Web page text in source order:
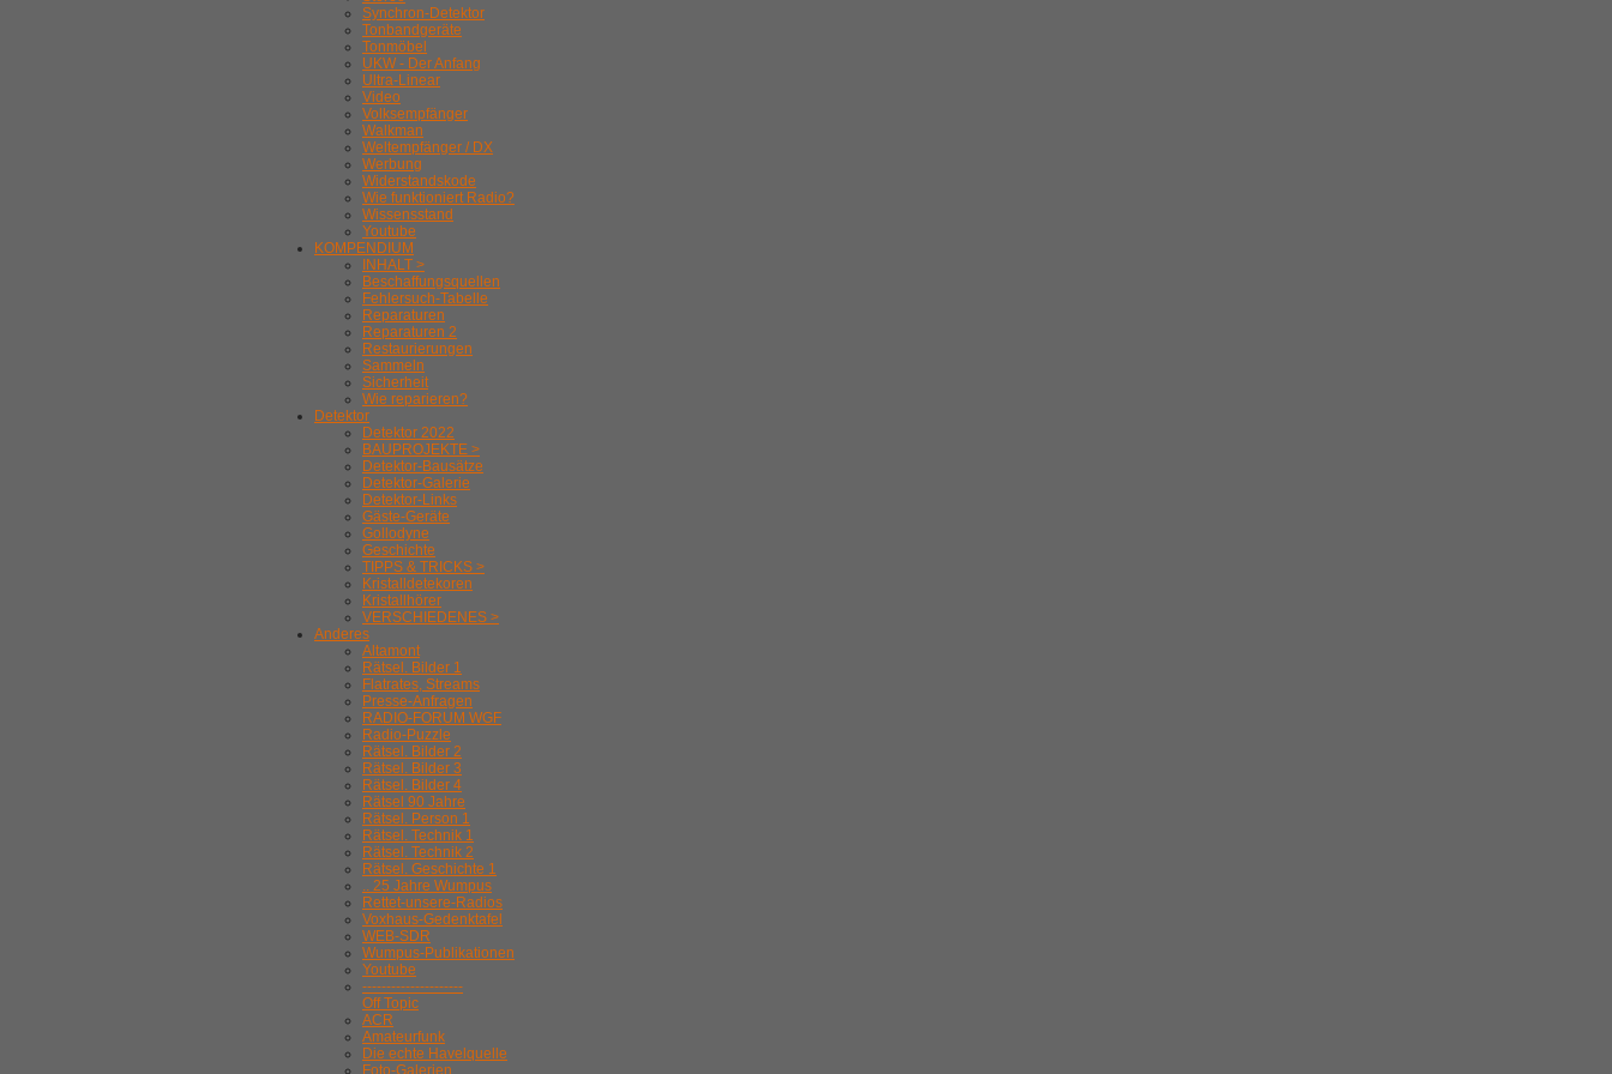
Synchron-Detektor
Tonbandgeräte
Tonmöbel
UKW - Der Anfang
Ultra-Linear
Video
Volksempfänger
Walkman
Weltempfänger / DX
Werbung
Widerstandskode
Wie funktioniert Radio?
Wissensstand
Youtube
KOMPENDIUM
INHALT >
Beschaffungsquellen
Fehlersuch-Tabelle
Reparaturen
Reparaturen 2
Restaurierungen
Sammeln
Sicherheit
Wie reparieren?
Detektor
Detektor 2022
BAUPROJEKTE >
Detektor-Bausätze
Detektor-Galerie
Detektor-Links
Gäste-Geräte
Gollodyne
Geschichte
TIPPS & TRICKS >
Kristalldetekoren
Kristallhörer
VERSCHIEDENES >
Anderes
Altamont
Rätsel. Bilder 1
Flatrates, Streams
Presse-Anfragen
RADIO-FORUM WGF
Radio-Puzzle
Rätsel. Bilder 2
Rätsel. Bilder 3
Rätsel. Bilder 4
Rätsel 90 Jahre
Rätsel. Person 1
Rätsel. Technik 1
Rätsel. Technik 2
Rätsel. Geschichte 1
.. 25 Jahre Wumpus
Rettet-unsere-Radios
Voxhaus-Gedenktafel
WEB-SDR
Wumpus-Publikationen
Youtube
---------------------
Off Topic
ACR
Amateurfunk
Die echte Havelquelle
Foto-Galerien